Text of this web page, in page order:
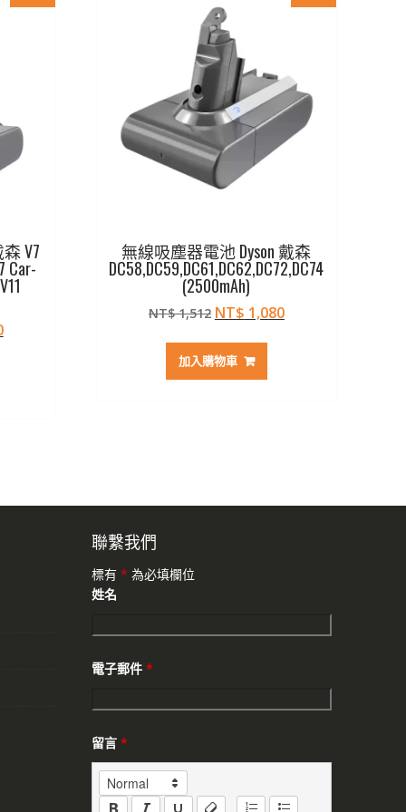
V7
Car-
目
無線吸塵器電池 Dyson 戴森
DC58,DC59,DC61,DC62,DC72,DC74
(2500mAh)
NT$1,512 原
價
格：
NT$ 1,080目
加入購物車
聯繫我們
標有 * 為必填欄位
姓名
電子郵件 *
留言 *